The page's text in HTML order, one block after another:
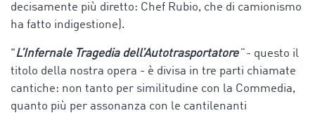
decisamente più diretto: Chef Rubio, che di camionismo
ha fatto indigestione).
"L’Infernale Tragedia dell’Autotrasportatore”- questo il
titolo della nostra opera - è divisa in tre parti chiamate
cantiche: non tanto per similitudine con la Commedia,
quanto più per assonanza con le cantilenanti